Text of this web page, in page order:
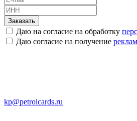
Заказать
Даю на согласие на обработку
Даю согласие на получение
kp@petrolcards.ru